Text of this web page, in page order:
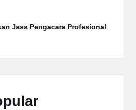
Jasa Pengacara Profesional